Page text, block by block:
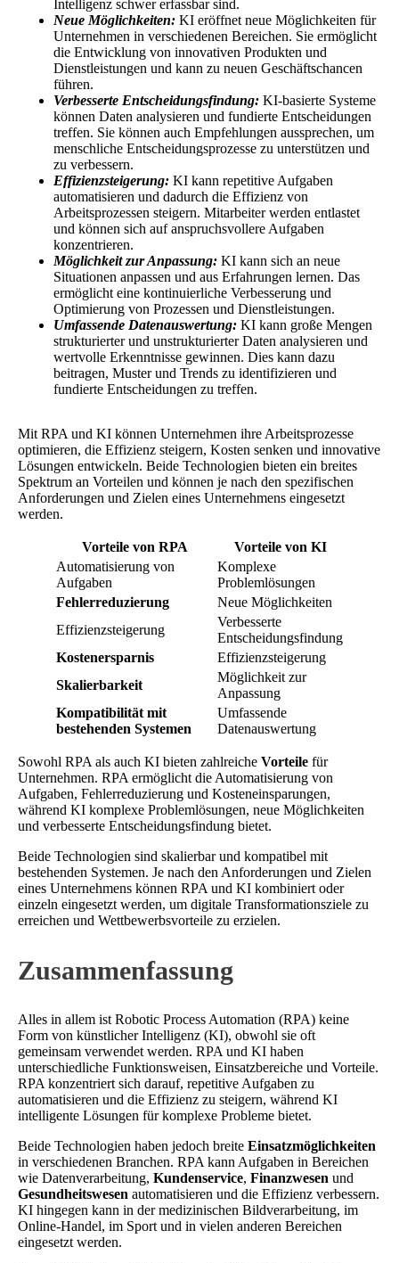
Intelligenz schwer erfassbar sind.
Neue Möglichkeiten: KI eröffnet neue Möglichkeiten für
Unternehmen in verschiedenen Bereichen. Sie ermöglicht
die Entwicklung von innovativen Produkten und
Dienstleistungen und kann zu neuen Geschäftschancen
führen.
Verbesserte Entscheidungsfindung: KI-basierte Systeme
können Daten analysieren und fundierte Entscheidungen
treffen. Sie können auch Empfehlungen aussprechen, um
menschliche Entscheidungsprozesse zu unterstützen und
zu verbessern.
Effizienzsteigerung: KI kann repetitive Aufgaben
automatisieren und dadurch die Effizienz von
Arbeitsprozessen steigern. Mitarbeiter werden entlastet
und können sich auf anspruchsvollere Aufgaben
konzentrieren.
Möglichkeit zur Anpassung: KI kann sich an neue
Situationen anpassen und aus Erfahrungen lernen. Das
ermöglicht eine kontinuierliche Verbesserung und
Optimierung von Prozessen und Dienstleistungen.
Umfassende Datenauswertung: KI kann große Mengen
strukturierter und unstrukturierter Daten analysieren und
wertvolle Erkenntnisse gewinnen. Dies kann dazu
beitragen, Muster und Trends zu identifizieren und
fundierte Entscheidungen zu treffen.
Mit RPA und KI können Unternehmen ihre Arbeitsprozesse
optimieren, die Effizienz steigern, Kosten senken und innovative
Lösungen entwickeln. Beide Technologien bieten ein breites
Spektrum an Vorteilen und können je nach den spezifischen
Anforderungen und Zielen eines Unternehmens eingesetzt
werden.
Vorteile von RPA
Vorteile von KI
Automatisierung von
Aufgaben
Komplexe
Problemlösungen
Fehlerreduzierung
Neue Möglichkeiten
Effizienzsteigerung
Verbesserte
Entscheidungsfindung
Kostenersparnis
Effizienzsteigerung
Skalierbarkeit
Möglichkeit zur
Anpassung
Kompatibilität mit
bestehenden Systemen
Umfassende
Datenauswertung
Sowohl RPA als auch KI bieten zahlreiche Vorteile für
Unternehmen. RPA ermöglicht die Automatisierung von
Aufgaben, Fehlerreduzierung und Kosteneinsparungen,
während KI komplexe Problemlösungen, neue Möglichkeiten
und verbesserte Entscheidungsfindung bietet.
Beide Technologien sind skalierbar und kompatibel mit
bestehenden Systemen. Je nach den Anforderungen und Zielen
eines Unternehmens können RPA und KI kombiniert oder
einzeln eingesetzt werden, um digitale Transformationsziele zu
erreichen und Wettbewerbsvorteile zu erzielen.
Zusammenfassung
Alles in allem ist Robotic Process Automation (RPA) keine
Form von künstlicher Intelligenz (KI), obwohl sie oft
gemeinsam verwendet werden. RPA und KI haben
unterschiedliche Funktionsweisen, Einsatzbereiche und Vorteile.
RPA konzentriert sich darauf, repetitive Aufgaben zu
automatisieren und die Effizienz zu steigern, während KI
intelligente Lösungen für komplexe Probleme bietet.
Beide Technologien haben jedoch breite Einsatzmöglichkeiten
in verschiedenen Branchen. RPA kann Aufgaben in Bereichen
wie Datenverarbeitung, Kundenservice, Finanzwesen und
Gesundheitswesen automatisieren und die Effizienz verbessern.
KI hingegen kann in der medizinischen Bildverarbeitung, im
Online-Handel, im Sport und in vielen anderen Bereichen
eingesetzt werden.